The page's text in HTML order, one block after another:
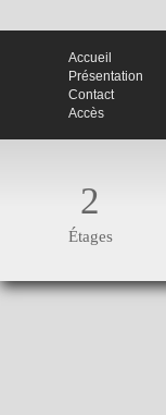
Accueil
Présentation
Contact
Accès
2
Étages